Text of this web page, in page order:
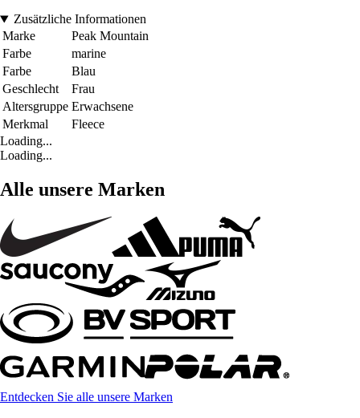
Zusätzliche Informationen
Marke
Peak Mountain
Farbe
marine
Farbe
Blau
Geschlecht
Frau
Altersgruppe Erwachsene
Merkmal
Fleece
Loading...
Loading...
Alle unsere Marken
Entdecken Sie alle unsere Marken